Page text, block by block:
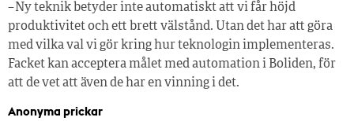
– Ny teknik betyder inte automatiskt att vi får höjd
produktivitet och ett brett välstånd. Utan det har att göra
med vilka val vi gör kring hur teknologin implementeras.
Facket kan acceptera målet med automation i Boliden, för
att de vet att även de har en vinning i det.
Anonyma prickar